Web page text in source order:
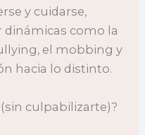
y cuidarse,
como la
el mobbing y
hacia lo distinto.
culpabilizarte)?